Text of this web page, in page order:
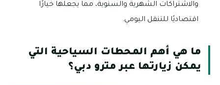
والاشتراكات الشهرية والسنوية، مما يجعلها خيارًا
اقتصاديًا للتنقل اليومي.
ما هي أهم المحطات السياحية التي
يمكن زيارتها عبر مترو دبي؟